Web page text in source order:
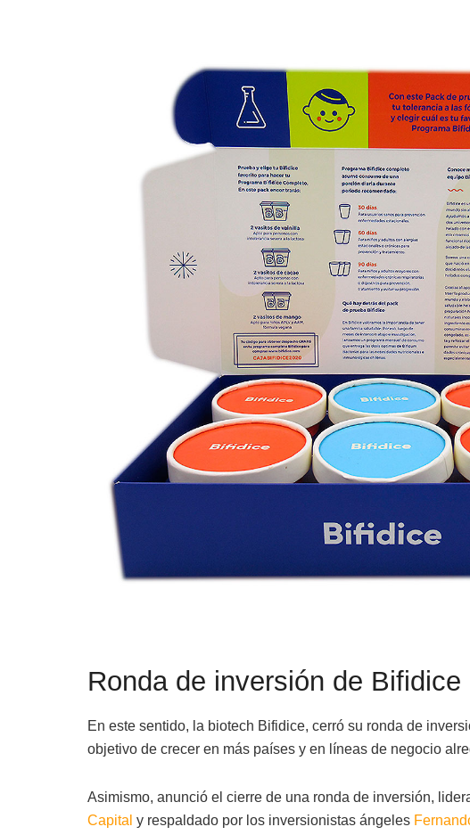
Ronda de inversión de Bifidice
En este sentido, la biotech Bifidice, cerró su ronda de
objetivo de crecer en más países y en líneas de negocio
Asimismo, anunció el cierre de una ronda de inversión,
Capital y respaldado por los inversionistas ángeles